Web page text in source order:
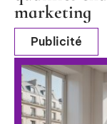
marketing
Publicité